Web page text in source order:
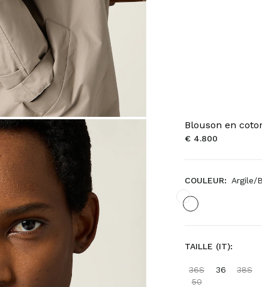
Blouson en
€ 4.800
COULEUR: Argile/
TAILLE (IT):
36S 36 38S
50